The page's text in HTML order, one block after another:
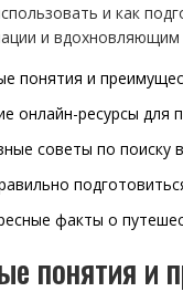
и как
и вдохновляющим
понятия и
онлайн-ресурсы для
советы по поиску
факты о
понятия и